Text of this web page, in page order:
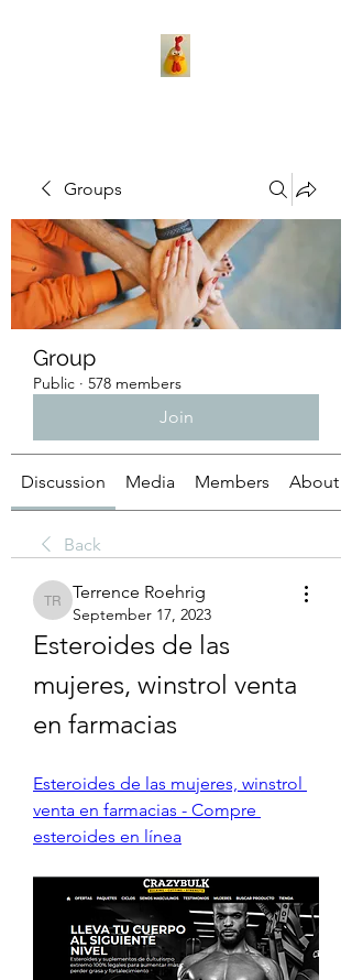
Groups
Group
Public · 578 members
Join
Discussion Media Members About
Back
Terrence Roehrig
Terrence Roehrig
September 17, 2023
Esteroides de las
mujeres, winstrol venta
en farmacias
Esteroides de las mujeres, winstrol
venta en farmacias - Compre
esteroides en línea